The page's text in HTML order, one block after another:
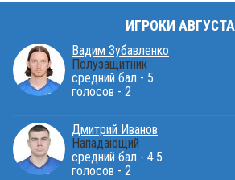
ИГРОКИ АВГУСТА
Вадим Зубавленко
Полузащитник
средний бал - 5
голосов - 2
Дмитрий Иванов
Нападающий
средний бал - 4.5
голосов - 2